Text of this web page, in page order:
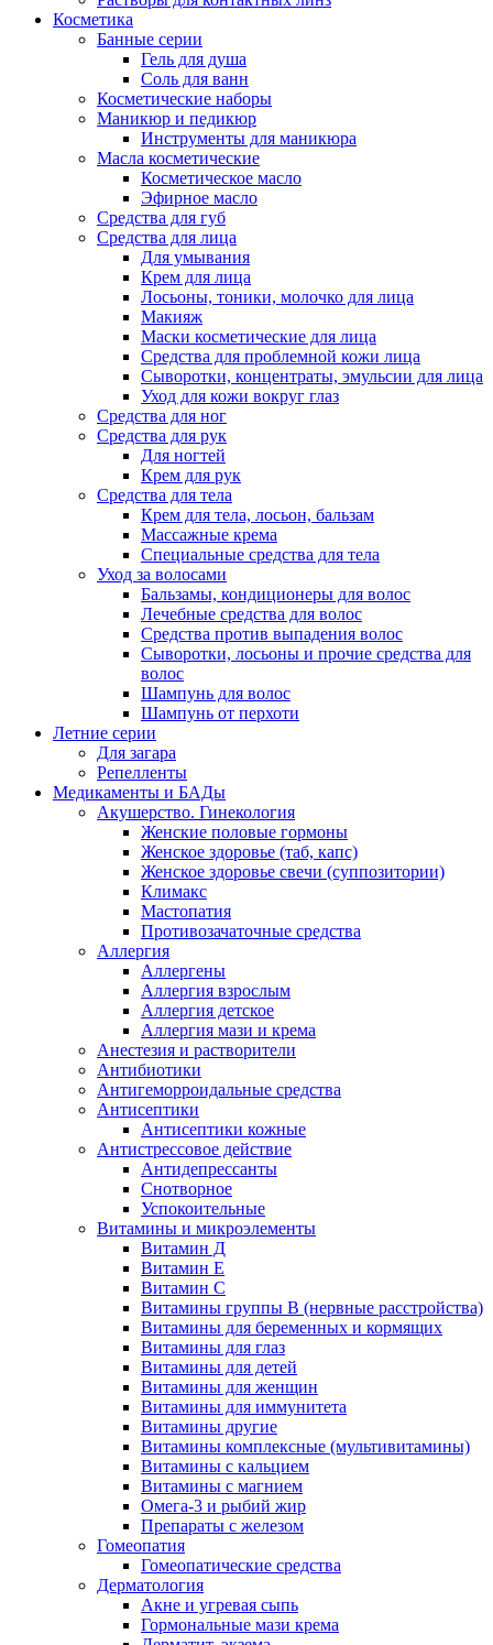
Косметика
Банные серии
Гель для душа
Соль для ванн
Косметические наборы
Маникюр и педикюр
Инструменты для маникюра
Масла косметические
Косметическое масло
Эфирное масло
Средства для губ
Средства для лица
Для умывания
Крем для лица
Лосьоны, тоники, молочко для лица
Макияж
Маски косметические для лица
Средства для проблемной кожи лица
Сыворотки, концентраты, эмульсии для лица
Уход для кожи вокруг глаз
Средства для ног
Средства для рук
Для ногтей
Крем для рук
Средства для тела
Крем для тела, лосьон, бальзам
Массажные крема
Специальные средства для тела
Уход за волосами
Бальзамы, кондиционеры для волос
Лечебные средства для волос
Средства против выпадения волос
Сыворотки, лосьоны и прочие средства для
волос
Шампунь для волос
Шампунь от перхоти
Летние серии
Для загара
Репелленты
Медикаменты и БАДы
Акушерство. Гинекология
Женские половые гормоны
Женское здоровье (таб, капс)
Женское здоровье свечи (суппозитории)
Климакс
Мастопатия
Противозачаточные средства
Аллергия
Аллергены
Аллергия взрослым
Аллергия детское
Аллергия мази и крема
Анестезия и растворители
Антибиотики
Антигеморроидальные средства
Антисептики
Антисептики кожные
Антистрессовое действие
Антидепрессанты
Снотворное
Успокоительные
Витамины и микроэлементы
Витамин Д
Витамин Е
Витамин С
Витамины группы В (нервные расстройства)
Витамины для беременных и кормящих
Витамины для глаз
Витамины для детей
Витамины для женщин
Витамины для иммунитета
Витамины другие
Витамины комплексные (мультивитамины)
Витамины с кальцием
Витамины с магнием
Омега-3 и рыбий жир
Препараты с железом
Гомеопатия
Гомеопатические средства
Дерматология
Акне и угревая сыпь
Гормональные мази крема